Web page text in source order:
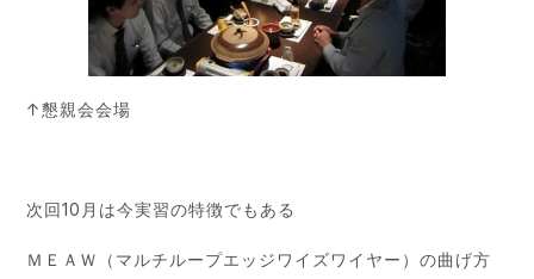
↑懇親会会場
次回10月は今実習の特徴でもある
ＭＥＡＷ（マルチループエッジワイズワイヤー）の曲げ方